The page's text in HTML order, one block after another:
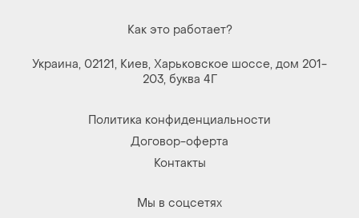
Как это работает?
Украина, 02121, Киев, Харьковское шоссе, дом 201-
203, буква 4Г
Политика конфиденциальности
Договор-оферта
Контакты
Мы в соцсетях